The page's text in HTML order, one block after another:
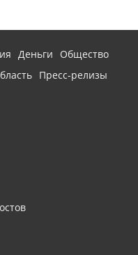
Деньги
Общество
Пресс-релизы